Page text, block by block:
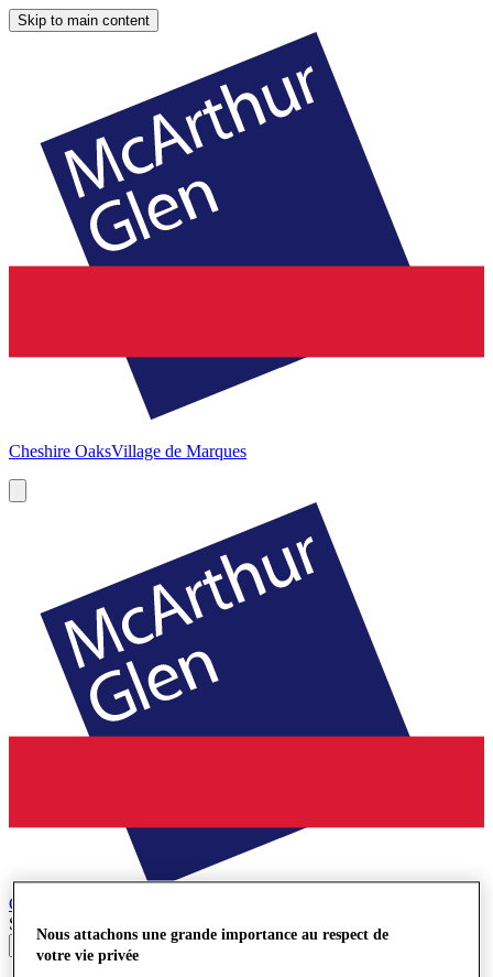
Skip to main content
Cheshire OaksVillage de Marques
Cheshire Oaks
Search input
Nous attachons une grande importance au respect de
votre vie privée